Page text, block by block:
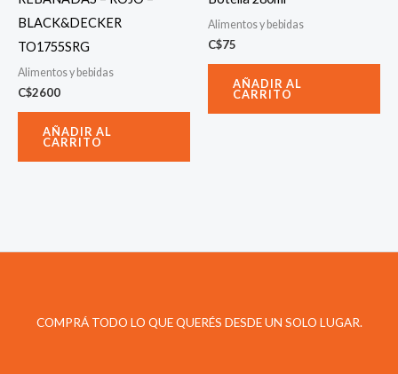
BLACK&DECKER
TO1755SRG
Alimentos y bebidas
C$2600
AÑADIR AL
CARRITO
Alimentos y bebidas
C$75
AÑADIR AL
CARRITO
COMPRÁ TODO LO QUE QUERÉS DESDE UN SOLO LUGAR.